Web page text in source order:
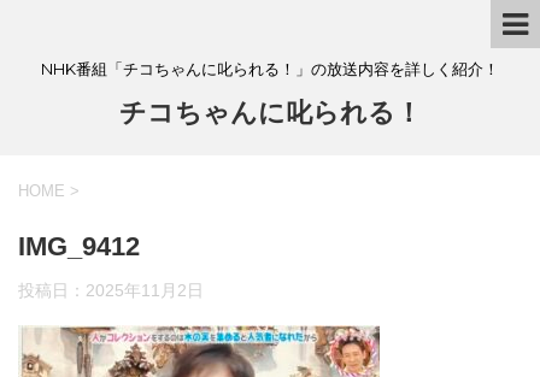
NHK番組「チコちゃんに叱られる！」の放送内容を詳しく紹介！
チコちゃんに叱られる！
HOME >
IMG_9412
投稿日： 2025年11月2日